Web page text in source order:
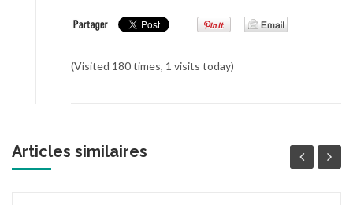
(Visited 180 times, 1 visits today)
Articles similaires